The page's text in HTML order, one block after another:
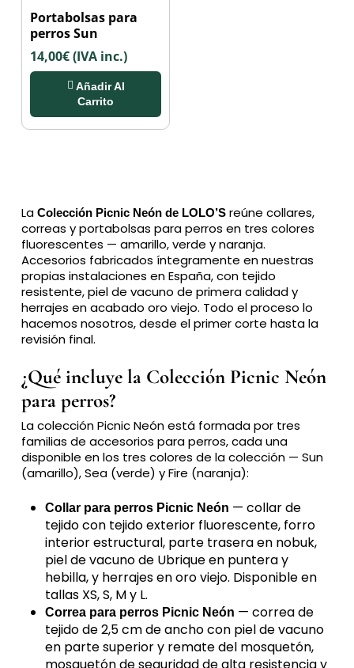
Portabolsas para
perros Sun
14,00€(IVA inc.)
Añadir Al
Carrito
La Colección Picnic Neón de LOLO’Sreúne collares,
correas y portabolsas para perros en tres colores
fluorescentes — amarillo, verde y naranja.
Accesorios fabricados íntegramente en nuestras
propias instalaciones en España, con tejido
resistente, piel de vacuno de primera calidad y
herrajes en acabado oro viejo. Todo el proceso lo
hacemos nosotros, desde el primer corte hasta la
revisión final.
¿Qué incluye la Colección Picnic Neón
para perros?
La colección Picnic Neón está formada por tres
familias de accesorios para perros, cada una
disponible en los tres colores de la colección — Sun
(amarillo), Sea (verde) y Fire (naranja):
Collar para perros Picnic Neón — collar de
tejido con tejido exterior fluorescente, forro
interior estructural, parte trasera en nobuk,
piel de vacuno de Ubrique en puntera y
hebilla, y herrajes en oro viejo. Disponible en
tallas XS, S, M y L.
Correa para perros Picnic Neón — correa de
tejido de 2,5 cm de ancho con piel de vacuno
en parte superior y remate del mosquetón,
mosquetón de seguridad de alta resistencia y